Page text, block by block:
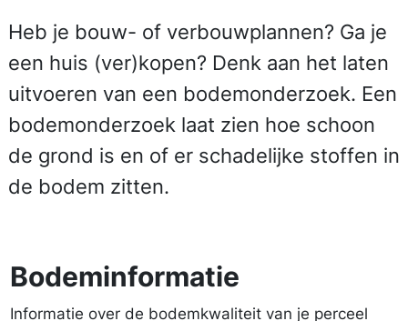
Heb je bouw- of verbouwplannen? Ga je
een huis (ver)kopen? Denk aan het laten
uitvoeren van een bodemonderzoek. Een
bodemonderzoek laat zien hoe schoon
de grond is en of er schadelijke stoffen in
de bodem zitten.
Bodeminformatie
Informatie over de bodemkwaliteit van je perceel